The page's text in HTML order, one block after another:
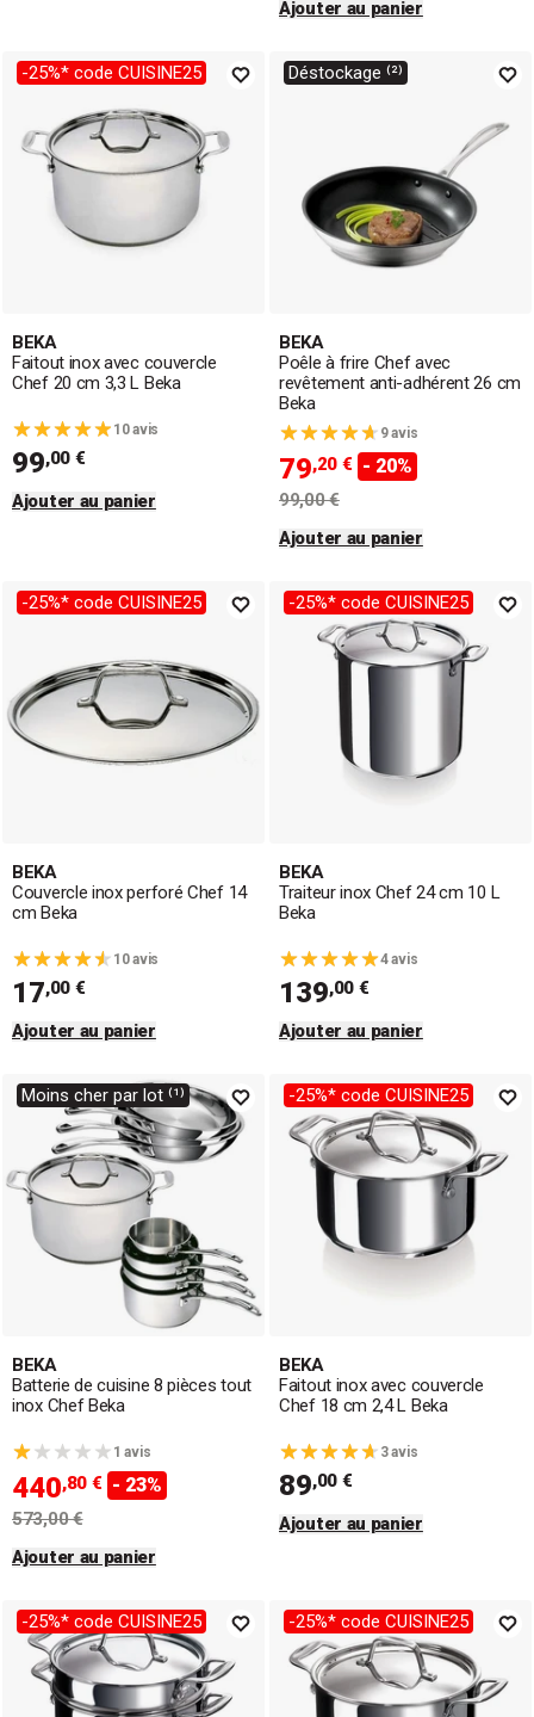
Ajouter au panier
-25%* code CUISINE25
BEKA
Faitout inox avec couvercle
Chef 20 cm 3,3 L Beka
10 avis
99,00 €
Ajouter au panier
Déstockage ⁽²⁾
BEKA
Poêle à frire Chef avec
revêtement anti-adhérent 26 cm
Beka
9 avis
79,20 € - 20%
99,00 €
Ajouter au panier
-25%* code CUISINE25
BEKA
Couvercle inox perforé Chef 14
cm Beka
10 avis
17,00 €
Ajouter au panier
-25%* code CUISINE25
BEKA
Traiteur inox Chef 24 cm 10 L
Beka
4 avis
139,00 €
Ajouter au panier
Moins cher par lot ⁽¹⁾
BEKA
Batterie de cuisine 8 pièces tout
inox Chef Beka
1 avis
440,80 € - 23%
573,00 €
Ajouter au panier
-25%* code CUISINE25
BEKA
Faitout inox avec couvercle
Chef 18 cm 2,4 L Beka
3 avis
89,00 €
Ajouter au panier
-25%* code CUISINE25 -25%* code CUISINE25